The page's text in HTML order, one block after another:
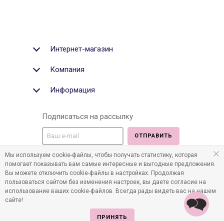
Интернет-магазин
Компания
Информация
Подписаться на рассылку
ОТПРАВИТЬ
Мы в социальных медиа:
©2011-2026 Все права защищены. Интернет-магазин
детских товаров www.infania.ru.
Мы используем cookie-файлы, чтобы получать статистику, которая
помогает показывать вам самые интересные и выгодные предложения.
Вы можете отключить cookie-файлы в настройках. Продолжая
пользоваться сайтом без изменения настроек, вы даете согласие на
использование ваших cookie-файлов. Всегда рады видеть вас на нашем
сайте!
ПРИНЯТЬ